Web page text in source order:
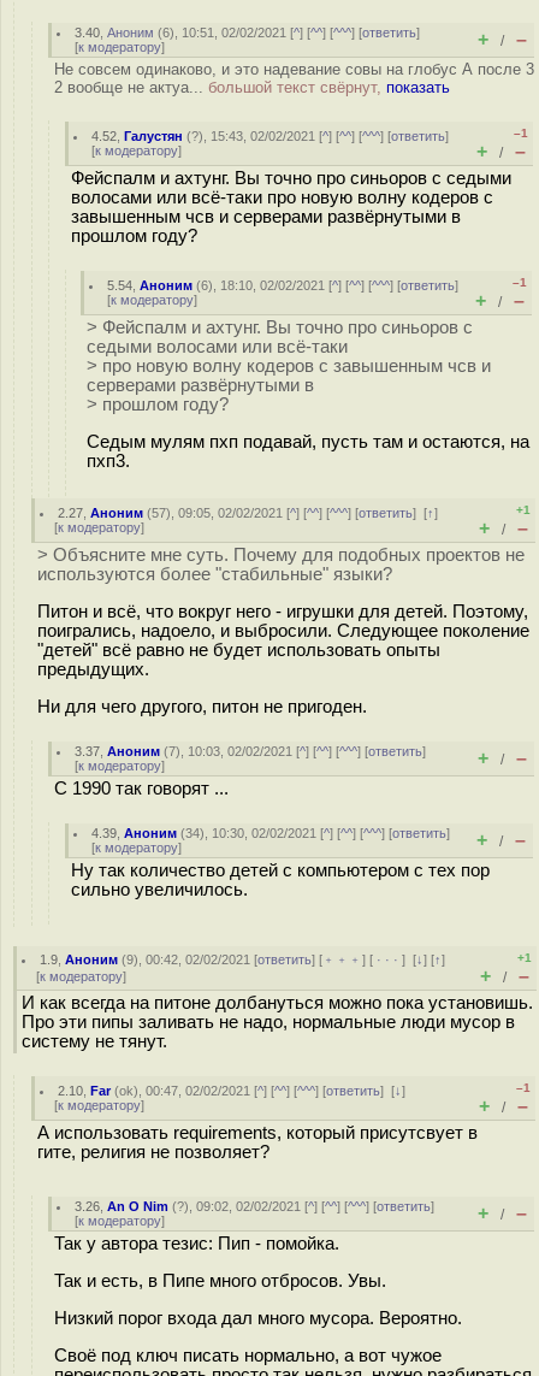
3.40 ,Аноним (6), 10:51, 02/02/2021 [^] [^^] [^^^] [ответить]
[к модератору] + / –
Не совсем одинаково, и это надевание совы на глобус А после 3
2 вообще не актуа... большой текст свёрнут, показать
4.52 ,Галустян (?), 15:43, 02/02/2021 [^] [^^] [^^^] [ответить]
[к модератору]
–1
+ / –
Фейспалм и ахтунг. Вы точно про синьоров с седыми
волосами или всё-таки про новую волну кодеров с
завышенным чсв и серверами развёрнутыми в
прошлом году?
5.54 ,Аноним (6), 18:10, 02/02/2021 [^] [^^] [^^^] [ответить]
[к модератору]
–1
+ / –
> Фейспалм и ахтунг. Вы точно про синьоров с
седыми волосами или всё-таки
> про новую волну кодеров с завышенным чсв и
серверами развёрнутыми в
> прошлом году?
Седым мулям пхп подавай, пусть там и остаются, на
пхп3.
2.27 ,Аноним (57), 09:05, 02/02/2021 [^] [^^] [^^^] [ответить][↑]
[к модератору]
+1
+ / –
> Объясните мне суть. Почему для подобных проектов не
используются более "стабильные" языки?
Питон и всё, что вокруг него - игрушки для детей. Поэтому,
поигрались, надоело, и выбросили. Следующее поколение
"детей" всё равно не будет использовать опыты
предыдущих.
Ни для чего другого, питон не пригоден.
3.37 ,Аноним (7), 10:03, 02/02/2021 [^] [^^] [^^^] [ответить]
[к модератору] + / –
С 1990 так говорят ...
4.39 ,Аноним (34), 10:30, 02/02/2021 [^] [^^] [^^^] [ответить]
[к модератору] + / –
Ну так количество детей с компьютером с тех пор
сильно увеличилось.
1.9 ,Аноним (9), 00:42, 02/02/2021 [ответить] [ ﹢﹢﹢] [ · · ·][↓] [↑]
[к модератору]
+1
+ / –
И как всегда на питоне долбануться можно пока установишь.
Про эти пипы заливать не надо, нормальные люди мусор в
систему не тянут.
2.10 ,Far(ok), 00:47, 02/02/2021 [^] [^^] [^^^] [ответить][↓]
[к модератору]
–1
+ / –
А использовать requirements, который присутсвует в
гите, религия не позволяет?
3.26 ,An O Nim (?), 09:02, 02/02/2021 [^] [^^] [^^^] [ответить]
[к модератору] + / –
Так у автора тезис: Пип - помойка.
Так и есть, в Пипе много отбросов. Увы.
Низкий порог входа дал много мусора. Вероятно.
Своё под ключ писать нормально, а вот чужое